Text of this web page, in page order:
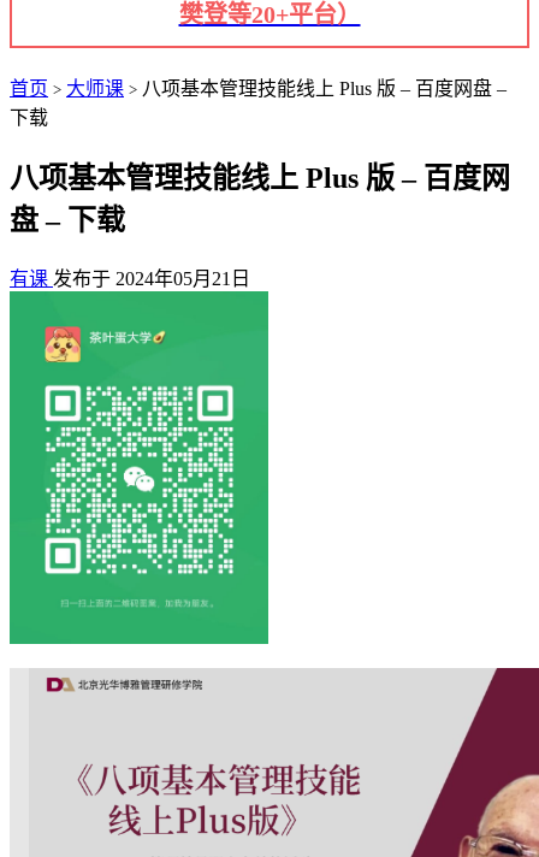
樊登等20+平台）
首页 > 大师课 > 八项基本管理技能线上 Plus 版 – 百度网盘 –
下载
八项基本管理技能线上 Plus 版 – 百度网
盘 – 下载
有课 发布于 2024年05月21日